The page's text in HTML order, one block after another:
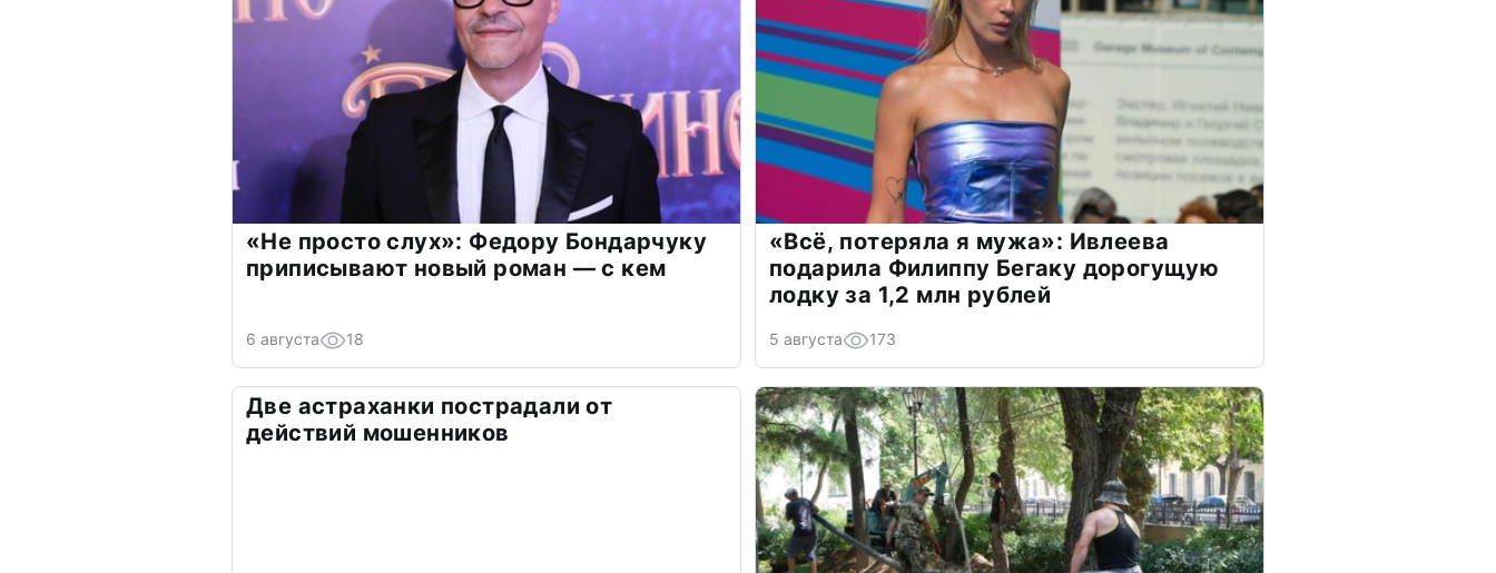
«Не просто слух»: Федору Бондарчуку
приписывают новый роман — с кем
6 августа 18
«Всё, потеряла я мужа»: Ивлеева
подарила Филиппу Бегаку дорогущую
лодку за 1,2 млн рублей
5 августа 173
Две астраханки пострадали от
действий мошенников